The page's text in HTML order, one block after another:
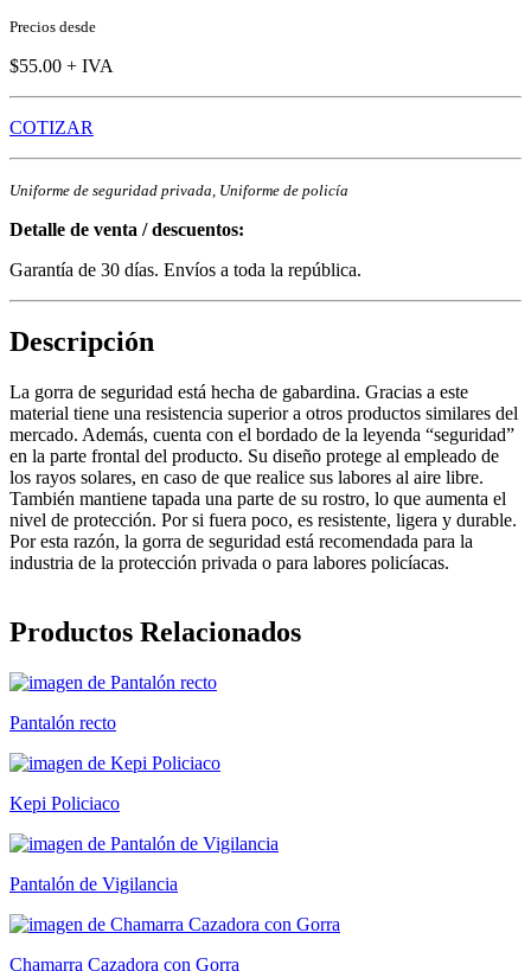
Precios desde
$55.00 + IVA
COTIZAR
Uniforme de seguridad privada, Uniforme de policía
Detalle de venta / descuentos:
Garantía de 30 días. Envíos a toda la república.
Descripción
La gorra de seguridad está hecha de gabardina. Gracias a este
material tiene una resistencia superior a otros productos similares del
mercado. Además, cuenta con el bordado de la leyenda “seguridad”
en la parte frontal del producto. Su diseño protege al empleado de
los rayos solares, en caso de que realice sus labores al aire libre.
También mantiene tapada una parte de su rostro, lo que aumenta el
nivel de protección. Por si fuera poco, es resistente, ligera y durable.
Por esta razón, la gorra de seguridad está recomendada para la
industria de la protección privada o para labores policíacas.
Productos Relacionados
Pantalón recto
Kepi Policiaco
Pantalón de Vigilancia
Chamarra Cazadora con Gorra